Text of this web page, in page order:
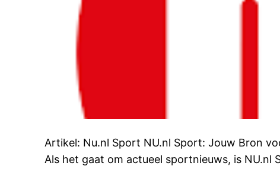
Artikel: Nu.nl Sport NU.nl Sport: Jouw Bron
Als het gaat om actueel sportnieuws, is NU.nl